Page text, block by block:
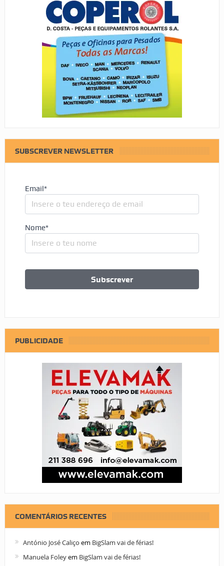
SUBSCREVER NEWSLETTER
Email*
Nome*
PUBLICIDADE
COMENTÁRIOS RECENTES
António José Caliço em BigSlam vai de férias!
Manuela Foleyem BigSlam vai de férias!